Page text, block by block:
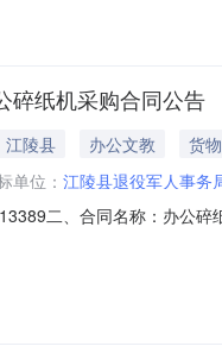
碎纸机采购合同公告
江陵县 办公文教
货物
单位： 江陵县退役军人事务
二、合同名称：办公
要信息1、主要标的名称